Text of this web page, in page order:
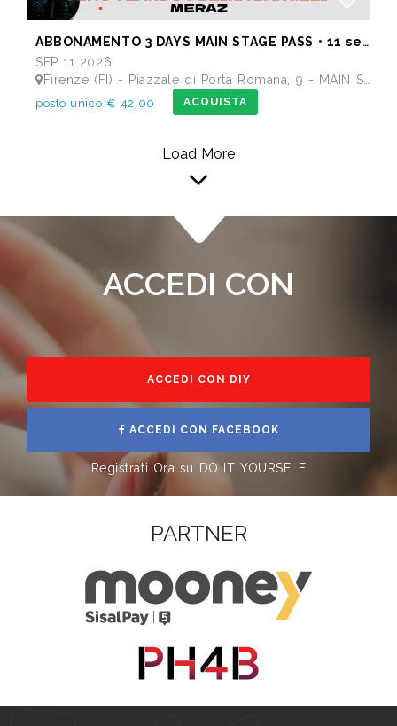
ABBONAMENTO 3 DAYS MAIN STAGE PASS • 11 settembre: Alborosie & Shengen Clan, DJ Gruff feat Gavino Murgia - Lauryyn - Beatrice Dellacasa, after party Dj Gruff • 12 settembre: Altea, Pellegrino, Casino Royale • 13 settembre: Meraz, Teho Teardo & Blixa Bargeld, C'Mon Tigre
SEP 11 2026
Firenze (FI) - Piazzale di Porta Romana, 9 - MAIN STAGE - Giardino delle Scuderie Reali
posto unico € 42,00 ACQUISTA
Load More
ACCEDI CON
ACCEDI CON DIY
ACCEDI CON FACEBOOK
Registrati Ora su DO IT YOURSELF
PARTNER